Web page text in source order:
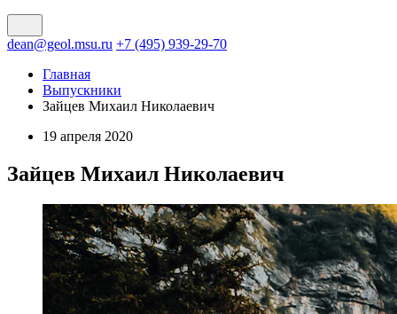
dean@geol.msu.ru +7 (495) 939-29-70
Главная
Выпускники
Зайцев Михаил Николаевич
19 апреля 2020
Зайцев Михаил Николаевич